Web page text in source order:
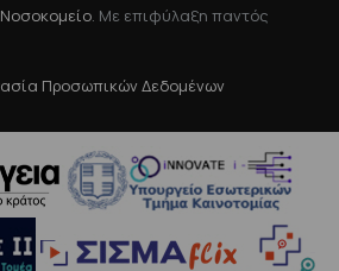
. Με επιφύλαξη παντός
Προσωπικών Δεδομένων